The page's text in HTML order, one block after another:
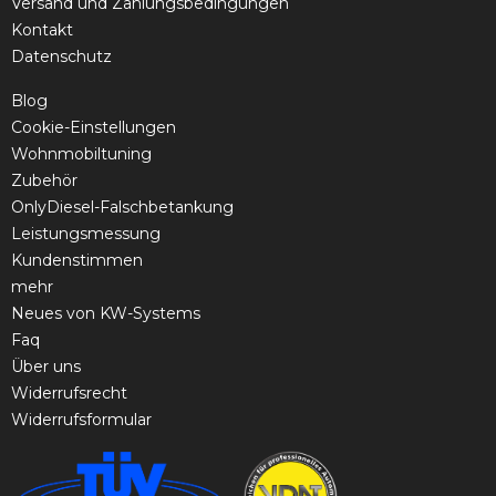
Kontakt
Datenschutz
Blog
Cookie-Einstellungen
Wohnmobiltuning
Zubehör
OnlyDiesel-Falschbetankung
Leistungsmessung
Kundenstimmen
mehr
Neues von KW-Systems
Faq
Über uns
Widerrufsrecht
Widerrufsformular